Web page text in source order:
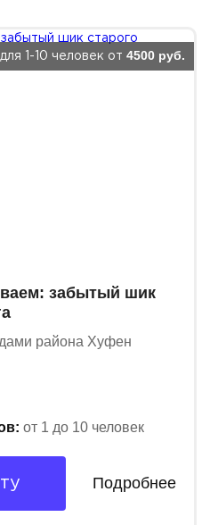
забытый шик
района Хуфен
от 1 до 10 человек
1-10 человек от 4500 руб.
Подробнее